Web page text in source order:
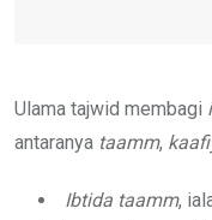
Ulama tajwid membagi
antaranya taamm,
Ibtida taamm,